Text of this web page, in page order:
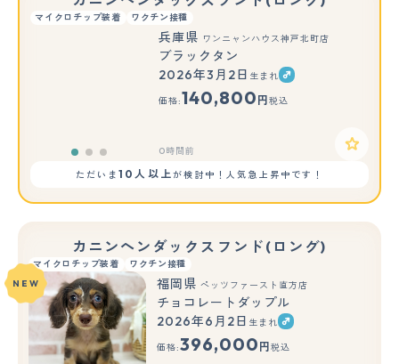
マイクロチップ装着 ワクチン接種
もっと見る
兵庫県 ワンニャンハウス神戸北町店
ブラックタン
2026年3月2日 生まれ
価格:140,800 円 税込
0時間前
ただいま10人以上が検討中！人気急上昇中です！
カニンヘンダックスフンド(ロング)
マイクロチップ装着 ワクチン接種
もっと見る
NEW 福岡県 ペッツファースト直方店
チョコレートダップル
2026年6月2日 生まれ
価格:396,000 円 税込